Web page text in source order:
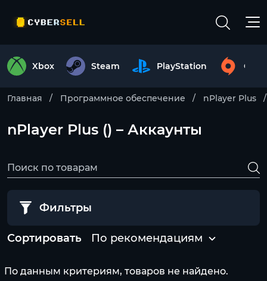
Xbox Steam PlayStation
Главная Программное обеспечение nPlayer Plus
nPlayer Plus () – Аккаунты
Фильтры
Сортировать По рекомендациям
По данным критериям, товаров не найдено.